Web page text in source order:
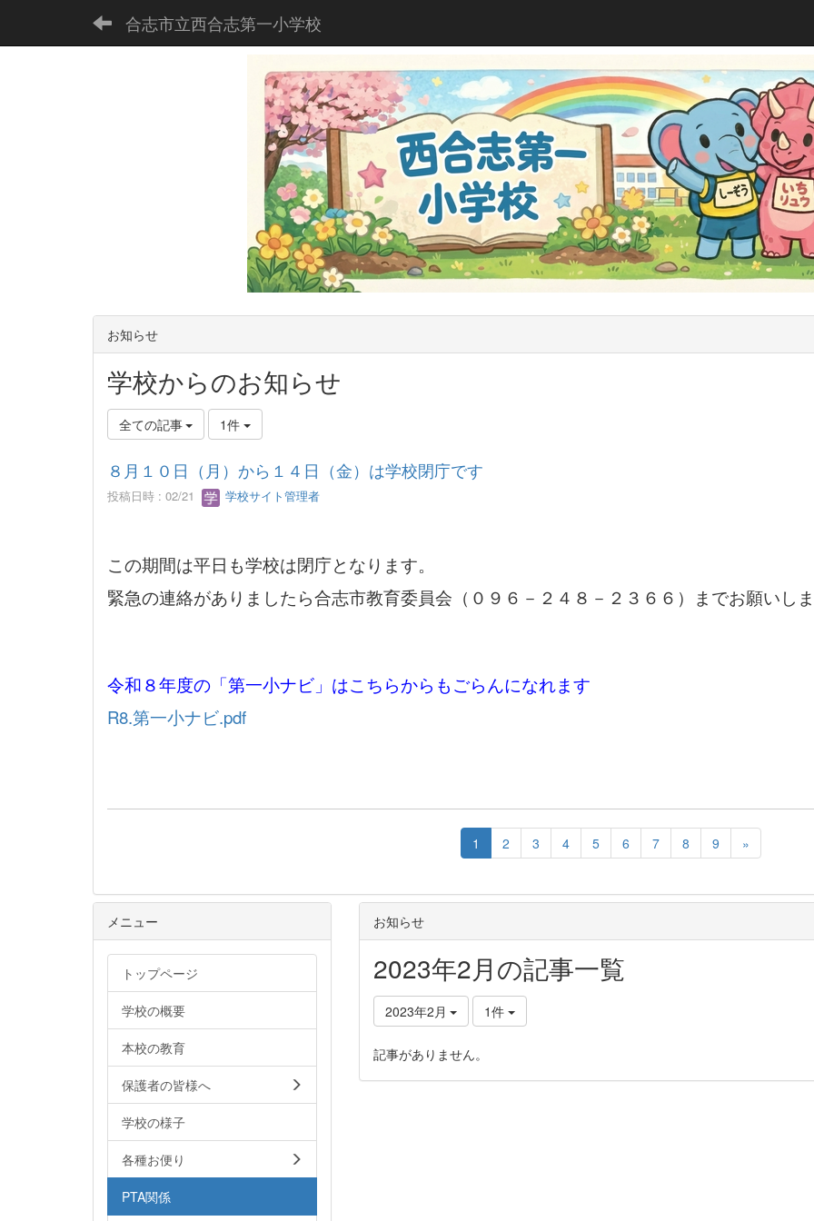
合志市立西合志第一小学校
お知らせ
学校からのお知らせ
全ての記事 1件
８月１０日（月）から１４日（金）は学校閉庁です
投稿日時 : 02/21 学校サイト管理者
この期間は平日も学校は閉庁となります。
緊急の連絡がありましたら合志市教育委員会（０９６－２４８－２３６６）までお願いし
令和８年度の「第一小ナビ」はこちらからもごらんになれます
R8.第一小ナビ.pdf
1 2 3 4 5 6 7 8 9 »
お知らせ
2023年2月の記事一覧
2023年2月 1件
記事がありません。
メニュー
トップページ
学校の概要
本校の教育
保護者の皆様へ
学校の様子
各種お便り
PTA関係